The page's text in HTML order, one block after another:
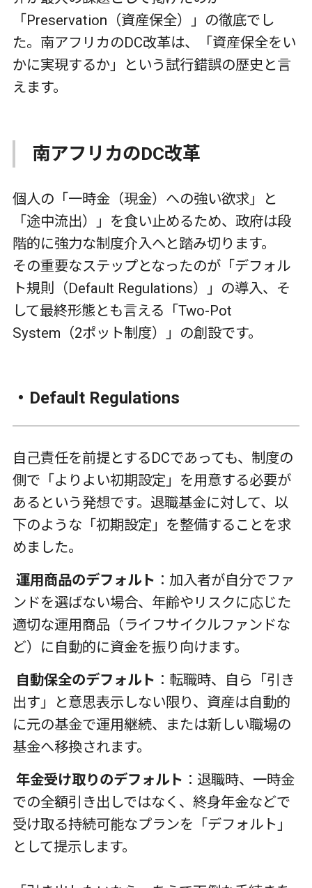
「 Preservation （資産保全）」の徹底でし
た。南アフリカのDC改革は、「資産保全をい
かに実現するか」という試行錯誤の歴史と言
えます。
南アフリカのDC改革
個人の「一時金（現金）への強い欲求」と
「途中流出）」を食い止めるため、政府は段
階的に強力な制度介入へと踏み切ります。
その重要なステップとなったのが「デフォル
ト規則（Default Regulations）」の導入、そ
して最終形態とも言える「Two-Pot
System （2ポット制度）」の創設です。
・ Default Regulations
自己責任を前提とするDCであっても、制度の
側で「よりよい初期設定」を用意する必要が
あるという発想です。退職基金に対して、以
下のような「初期設定」を整備することを求
めました。
運用商品のデフォルト ：加入者が自分でファ
ンドを選ばない場合、年齢やリスクに応じた
適切な運用商品（ライフサイクルファンドな
ど）に自動的に資金を振り向けます。
自動保全のデフォルト ：転職時、自ら「引き
出す」と意思表示しない限り、資産は自動的
に元の基金で運用継続、または新しい職場の
基金へ移換されます。
年金受け取りのデフォルト ：退職時、一時金
での全額引き出しではなく、終身年金などで
受け取る持続可能なプランを「デフォルト」
として提示します。